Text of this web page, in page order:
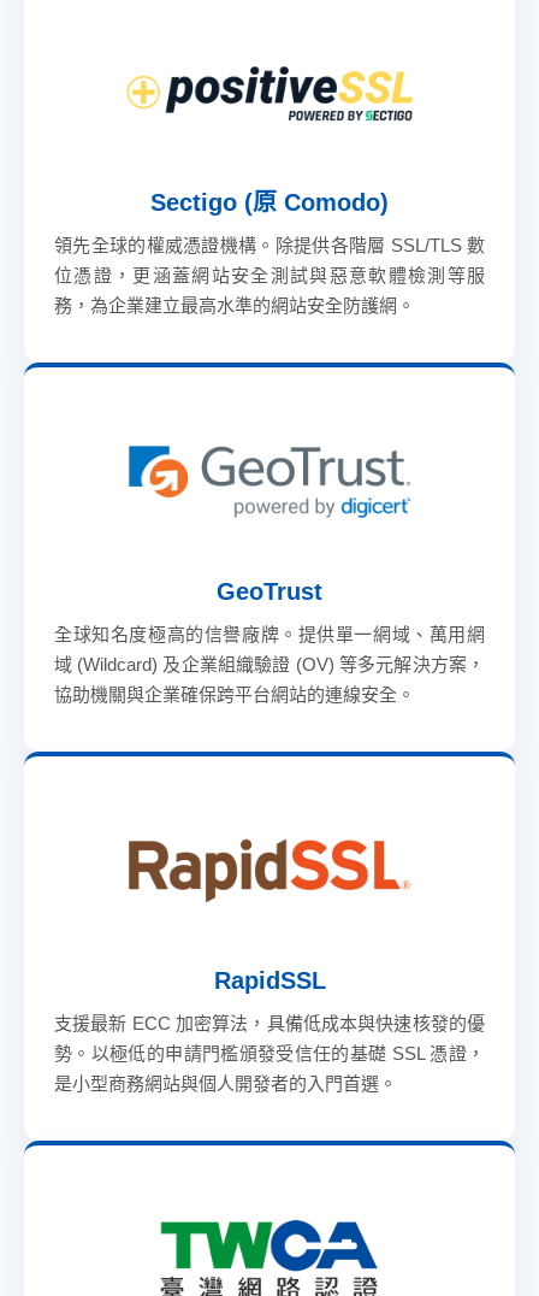
Sectigo (原 Comodo)
領先全球的權威憑證機構。除提供各階層 SSL/TLS 數
位憑證，更涵蓋網站安全測試與惡意軟體檢測等服
務，為企業建立最高水準的網站安全防護網。
GeoTrust
全球知名度極高的信譽廠牌。提供單一網域、萬用網
域 (Wildcard) 及企業組織驗證 (OV) 等多元解決方案，
協助機關與企業確保跨平台網站的連線安全。
RapidSSL
支援最新 ECC 加密算法，具備低成本與快速核發的優
勢。以極低的申請門檻頒發受信任的基礎 SSL 憑證，
是小型商務網站與個人開發者的入門首選。